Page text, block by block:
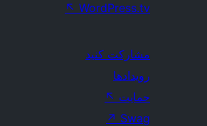
WordPress.tv
↖
مشارکت کنید
رویدادها
حمایت ↖
Swag
↗